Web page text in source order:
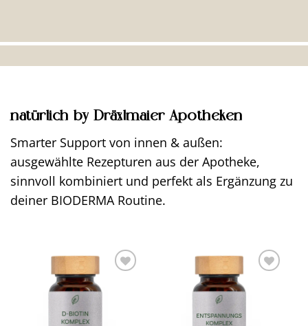
natürlich by Dräxlmaier Apotheken
Smarter Support von innen & außen:
ausgewählte Rezepturen aus der Apotheke,
sinnvoll kombiniert und perfekt als Ergänzung zu
deiner BIODERMA Routine.
Wunschliste
Wunschliste